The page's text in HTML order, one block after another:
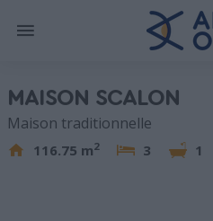
MAISON SCALON
Maison traditionnelle
116.75 m2 3 1